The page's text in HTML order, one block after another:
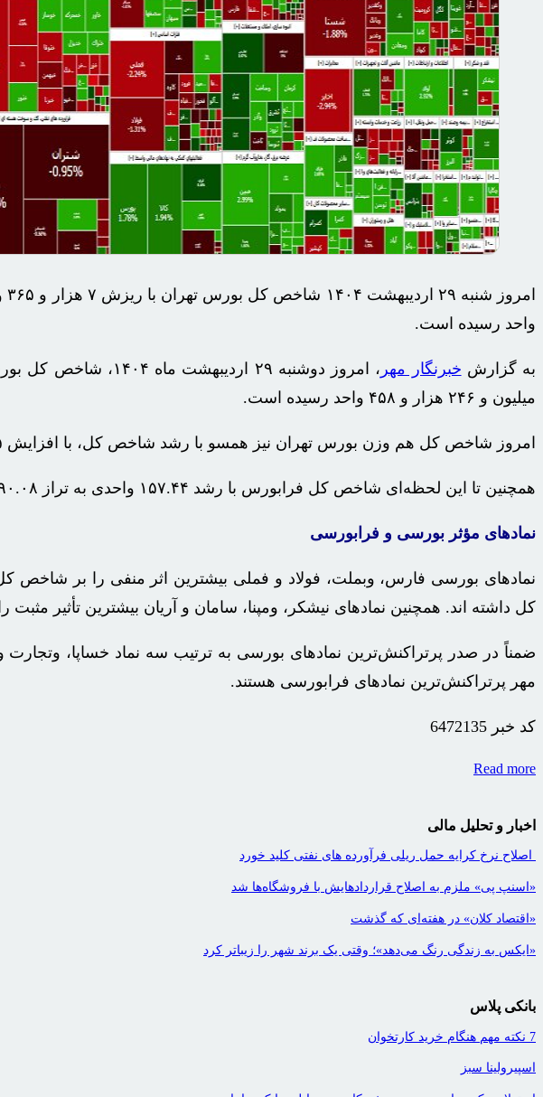
واحد رسیده است.
به گزارش خبرنگار مهر
میلیون و ۲۴۶ هزار و ۴۵۸ واحد رسیده است.
امروز شاخص کل هم وزن بورس تهران نیز همسو با رشد شاخص کل، با افزایش ۲۷۰۵ واحدی مواجه شده و اکنون به تراز ۹۸۰,۱۷۱.۶۶ واحدی رسیده است.
همچنین تا این لحظه‌ای شاخص کل فرابورس با رشد ۱۵۷.۴۴ واحدی به تراز ۲۸,۲۹۰.۰۸ رسیده است.
نمادهای مؤثر بورسی و فرابورسی
نمادهای بورسی فارس، وبملت، فولاد و فملی بیشترین اثر منفی را بر شاخص
کل داشته اند. همچنین نمادهای نیشکر، ومپنا، سامان و آریان بیشترین تأثیر
ضمناً در صدر پرتراکنش‌ترین نمادهای بورسی به ترتیب سه نماد خساپا، وتجارت
مهر پرتراکنش‌ترین نمادهای فرابورسی هستند.
کد خبر 6472135
Read more
اخبار و تحلیل مالی
اصلاح نرخ کرایه حمل ریلی فرآورده های نفتی کلید خورد
«اسنپ پی» ملزم به اصلاح قراردادهایش با فروشگاه‌ها شد
«اقتصاد کلان» در هفته‌ای که گذشت
«ایکس به زندگی رنگ می‌دهد»؛ وقتی یک برند شهر را زیباتر کرد
بانکی پلاس
7 نکته مهم هنگام خرید کارتخوان
اسپیرولینا سبز